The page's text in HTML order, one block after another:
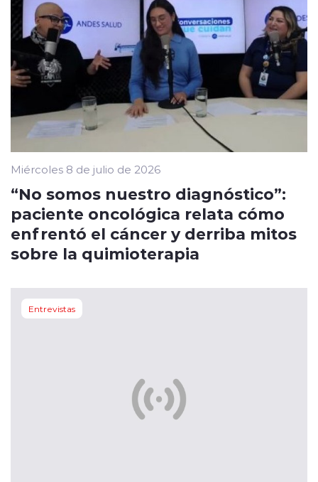
Miércoles 8 de julio de 2026
“No somos nuestro diagnóstico”:
paciente oncológica relata cómo
enfrentó el cáncer y derriba mitos
sobre la quimioterapia
Entrevistas